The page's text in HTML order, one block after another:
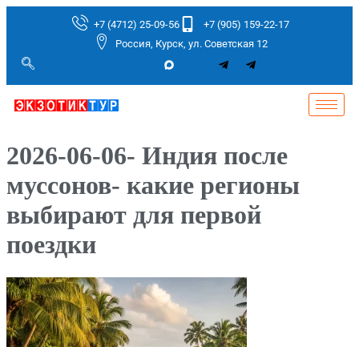
+7 (4712) 25-09-56
+7 (905) 159-22-17
Россия, Курск, ул. Советская 12
2026-06-06- Индия после
муссонов- какие регионы
выбирают для первой
поездки